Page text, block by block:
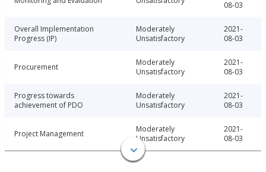
08-03
Overall Implementation
Progress (IP)
Moderately
Unsatisfactory
2021-
08-03
Procurement
Moderately
Unsatisfactory
2021-
08-03
Progress towards
achievement of PDO
Moderately
Unsatisfactory
2021-
08-03
Project Management
Moderately
Unsatisfactory
2021-
08-03